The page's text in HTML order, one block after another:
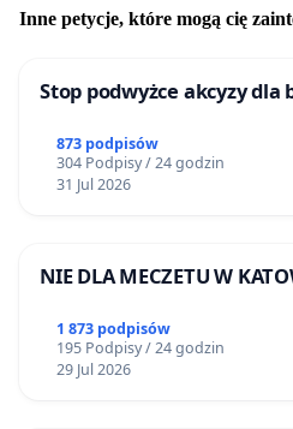
Inne petycje, które mogą cię
Stop podwyżce akcyzy dla
873 podpisów
304 Podpisy / 24 godzin
31 Jul 2026
NIE DLA MECZETU W
1 873 podpisów
195 Podpisy / 24 godzin
29 Jul 2026